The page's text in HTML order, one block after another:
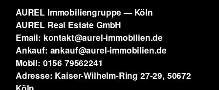
AUREL Immobiliengruppe — Köln
AUREL Real Estate GmbH
Email: kontakt@aurel-immobilien.de
Ankauf: ankauf@aurel-immobilien.de
Mobil: 0156 79562241
Adresse: Kaiser-Wilhelm-Ring 27-29, 50672